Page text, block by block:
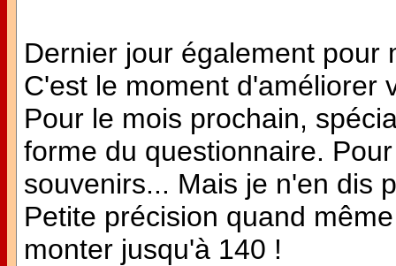
Dernier jour également pour
C'est le moment d'améliorer
Pour le mois prochain,
forme du questionnaire.
souvenirs... Mais je n'en dis
Petite précision quand
monter jusqu'à 140 !